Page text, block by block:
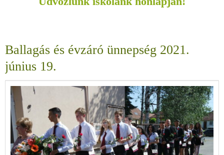
Ballagás és évzáró ünnepség 2021.
június 19.